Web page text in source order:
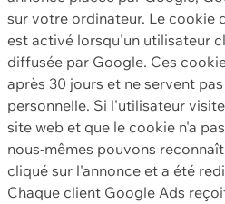
sur votre ordinateur. Le cookie
est activé lorsqu'un utilisateur
diffusée par Google. Ces
après 30 jours et ne servent
personnelle. Si l'utilisateur
site web et que le cookie n'a
nous-mêmes pouvons
cliqué sur l'annonce et a été
Chaque client Google Ads